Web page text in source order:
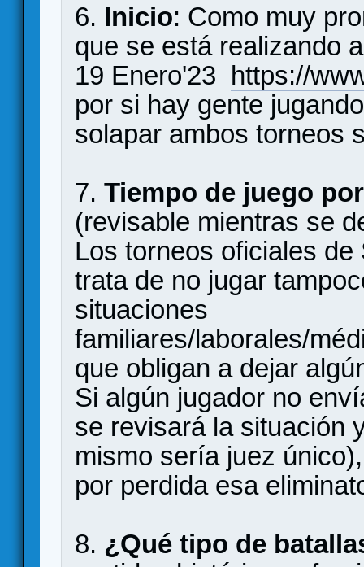
6. Inicio: Como muy
que se está realizando
19 Enero'23 https://
por si hay gente
solapar ambos torneos
7. Tiempo de juego
(revisable mientras se
Los torneos oficiales
trata de no jugar
situaciones
familiares/laborales/
que obligan a dejar
Si algún jugador no
se revisará la situación
mismo sería juez
por perdida esa
8. ¿Qué tipo de